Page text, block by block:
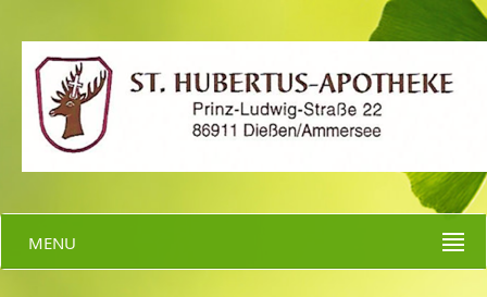
MENU